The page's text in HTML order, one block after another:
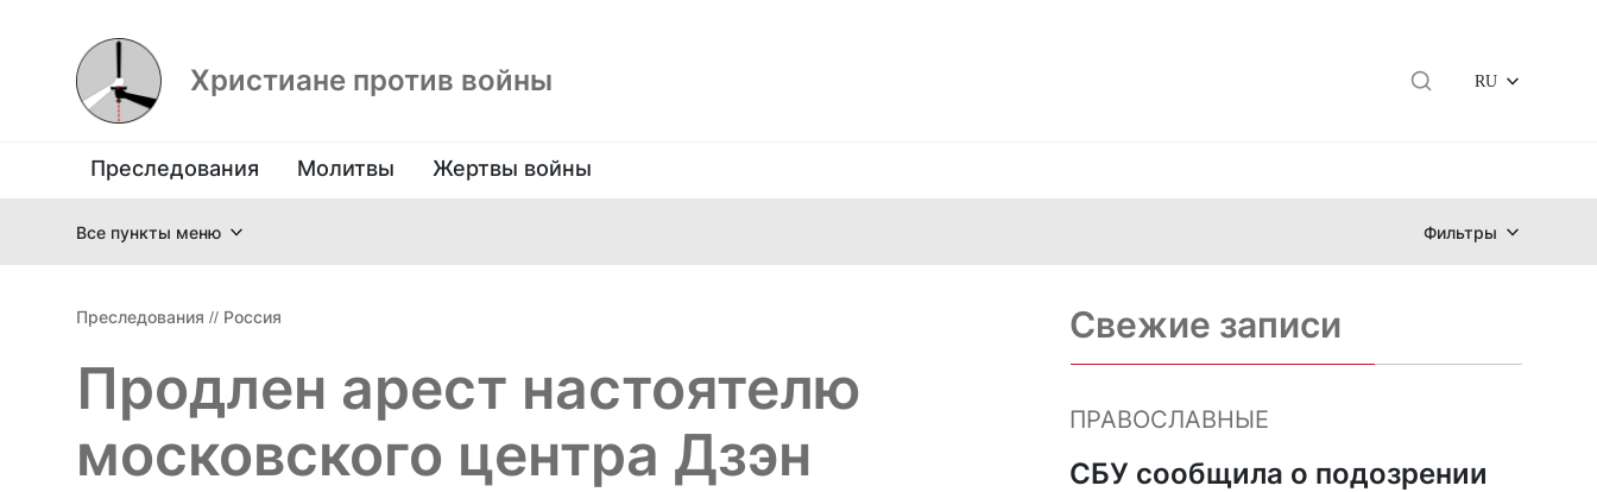
Христиане против войны RU
Преследования Молитвы Жертвы войны
Все пункты меню Фильтры
Преследования // Россия
Продлен арест настоятелю
московского центра Дзэн
Свежие записи
ПРАВОСЛАВНЫЕ
СБУ сообщила о подозрении